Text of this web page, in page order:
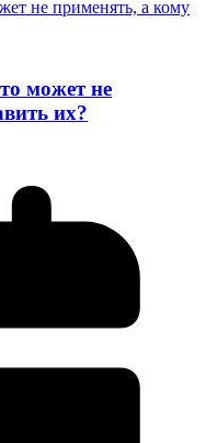
может не
их?